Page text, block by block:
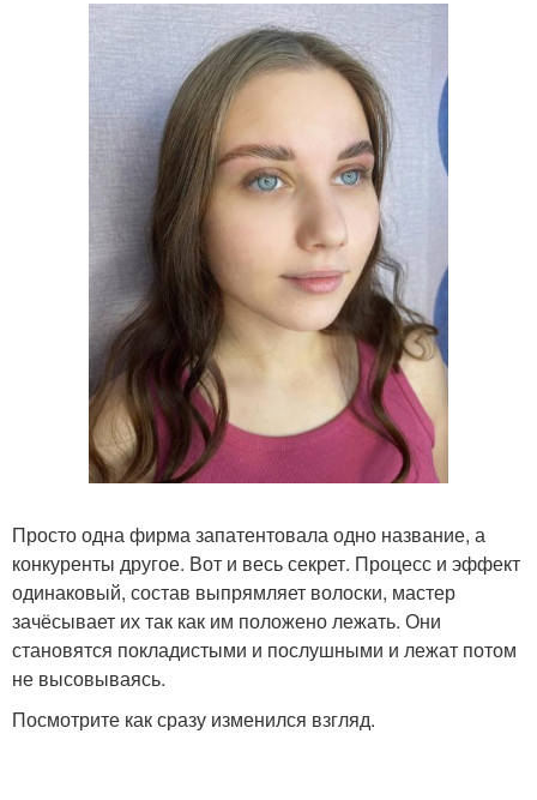
Просто одна фирма запатентовала одно название, а
конкуренты другое. Вот и весь секрет. Процесс и эффект
одинаковый, состав выпрямляет волоски, мастер
зачёсывает их так как им положено лежать. Они
становятся покладистыми и послушными и лежат потом
не высовываясь.
Посмотрите как сразу изменился взгляд.